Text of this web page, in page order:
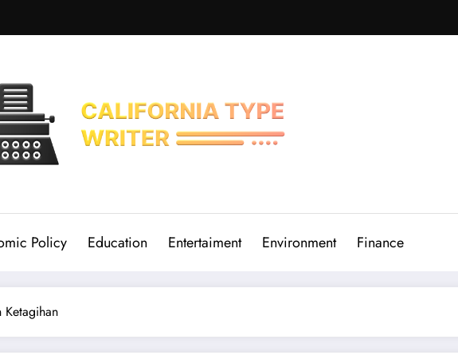
Policy Education Entertaiment Environment Finance
Ketagihan